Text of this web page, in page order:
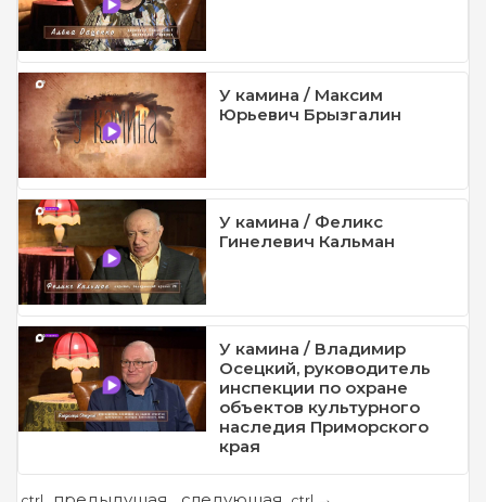
У камина / Максим
Юрьевич Брызгалин
У камина / Феликс
Гинелевич Кальман
У камина / Владимир
Осецкий, руководитель
инспекции по охране
объектов культурного
наследия Приморского
края